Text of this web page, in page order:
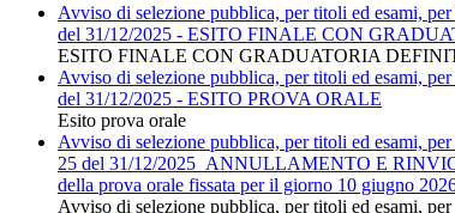
Avviso di selezione pubblica, per titoli ed esami,
del 31/12/2025 - ESITO FINALE CON
ESITO FINALE CON GRADUATORIA
Avviso di selezione pubblica, per titoli ed esami,
del 31/12/2025 - ESITO PROVA ORALE
Esito prova orale
Avviso di selezione pubblica, per titoli ed esami,
25 del 31/12/2025_ANNULLAMENTO E RINVIO
della prova orale fissata per il giorno 10 giugno
Avviso di selezione pubblica, per titoli ed esami, per